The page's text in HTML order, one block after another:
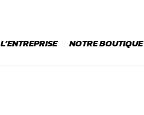
L’ENTREPRISE NOTRE BOUTIQUE